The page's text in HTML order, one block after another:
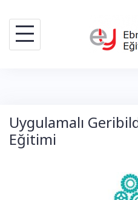
content
Uygulamalı
Eğitimi